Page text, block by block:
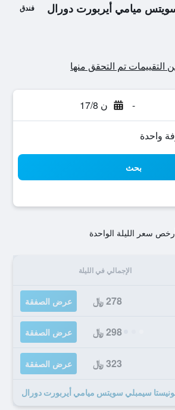
ميامي أيربورت دورال فندق
- ن 17/8
بحث
سعر الليلة الواحدة
الإجمالي في الليلة
278 ﷼ عرض الصفقة
298 ﷼ عرض الصفقة
323 ﷼ عرض الصفقة